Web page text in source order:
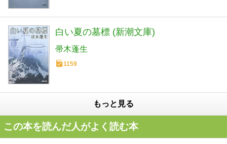
白い夏の墓標 (新潮文庫)
帚木蓬生
1159
もっと見る
この本を読んだ人がよく読む本